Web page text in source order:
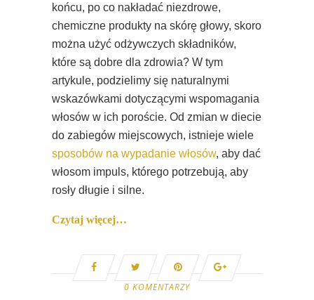
końcu, po co nakładać niezdrowe,
chemiczne produkty na skórę głowy, skoro
można użyć odżywczych składników,
które są dobre dla zdrowia? W tym
artykule, podzielimy się naturalnymi
wskazówkami dotyczącymi wspomagania
włosów w ich poroście. Od zmian w diecie
do zabiegów miejscowych, istnieje wiele
sposobów na wypadanie włosów, aby dać
włosom impuls, którego potrzebują, aby
rosły długie i silne.
Czytaj więcej…
0 KOMENTARZY